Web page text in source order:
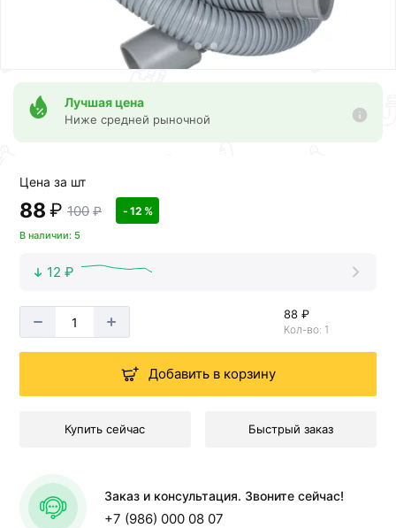
Лучшая цена
Ниже средней рыночной
Цена за шт
88 ₽ 100 ₽ - 12 %
В наличии: 5
12 ₽
88 ₽
Кол-во: 1
Добавить в корзину
Купить сейчас Быстрый заказ
Заказ и консультация. Звоните сейчас!
+7 (986) 000 08 07